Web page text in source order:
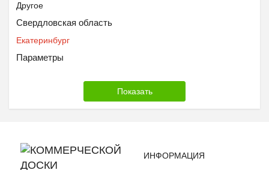
Другое
Свердловская область
Екатеринбург
Параметры
ИНФОРМАЦИЯ